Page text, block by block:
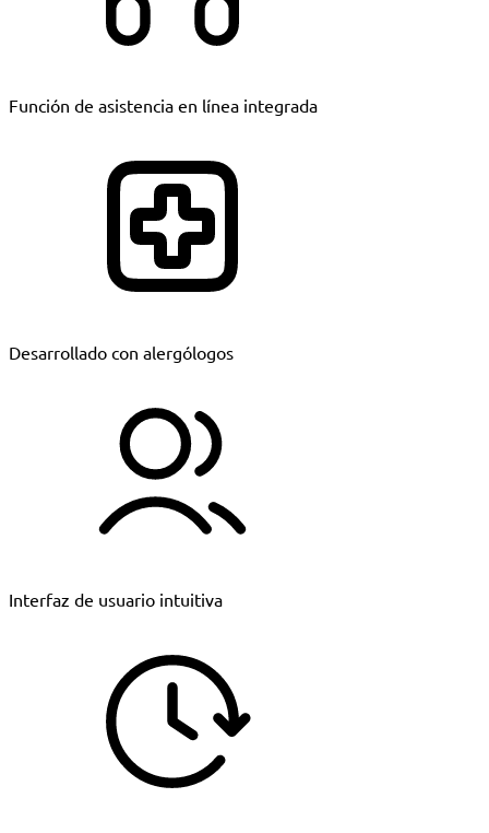
Función de asistencia en línea integrada
Desarrollado con alergólogos
Interfaz de usuario intuitiva